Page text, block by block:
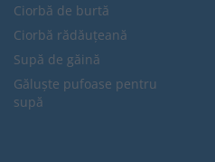
Ciorbă de burtă
Ciorbă rădăuțeană
Supă de găină
Găluște pufoase pentru
supă